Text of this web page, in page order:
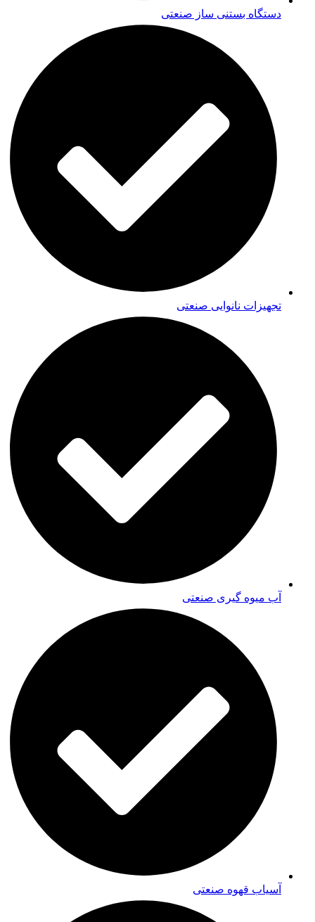
دستگاه بستنی ساز صنعتی
تجهیزات نانوایی صنعتی
آب میوه گیری صنعتی
آسیاب قهوه صنعتی